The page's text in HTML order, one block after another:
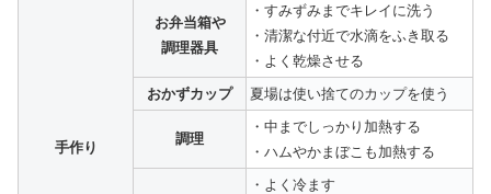
手作り
お弁当箱や
調理器具
・すみずみまでキレイに洗う
・清潔な付近で水滴をふき取る
・よく乾燥させる
おかずカップ
夏場は使い捨てのカップを使う
調理
・中までしっかり加熱する
・ハムやかまぼこも加熱する
・よく冷ます